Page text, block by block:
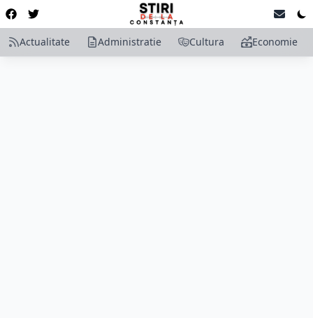
Actualitate Administratie Cultura Economie